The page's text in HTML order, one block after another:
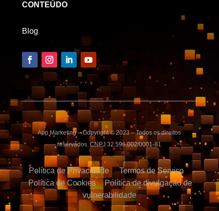
CONTEÚDO
Blog
App Marketing – Copyright © 2023 – Todos os direitos
reservados. CNPJ 32.596.002/0001-81
Política de Privacidade
Termos de Serviço
Política de Cookies
Política de divulgação de
vulnerabilidade